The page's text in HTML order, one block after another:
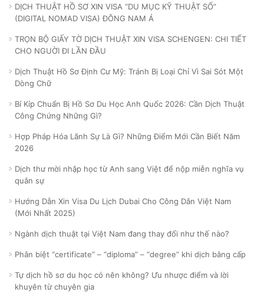
DỊCH THUẬT HỒ SƠ XIN VISA “DU MỤC KỸ THUẬT SỐ”
(DIGITAL NOMAD VISA) ĐÔNG NAM Á
TRỌN BỘ GIẤY TỜ DỊCH THUẬT XIN VISA SCHENGEN: CHI TIẾT
CHO NGUỜI ĐI LẦN ĐẦU
Dịch Thuật Hồ Sơ Định Cư Mỹ: Tránh Bị Loại Chỉ Vì Sai Sót Một
Dòng Chữ
Bí Kíp Chuẩn Bị Hồ Sơ Du Học Anh Quốc 2026: Cần Dịch Thuật
Công Chứng Những Gì?
Hợp Pháp Hóa Lãnh Sự Là Gì? Những Điểm Mới Cần Biết Năm
2026
Dịch thư mời nhập học từ Anh sang Việt để nộp miễn nghĩa vụ
quân sự
Hướng Dẫn Xin Visa Du Lịch Dubai Cho Công Dân Việt Nam
(Mới Nhất 2025)
Ngành dịch thuật tại Việt Nam đang thay đổi như thế nào?
Phân biệt “certificate” – “diploma” – “degree” khi dịch bằng cấp
Tự dịch hồ sơ du học có nên không? Ưu nhược điểm và lời
khuyên từ chuyên gia